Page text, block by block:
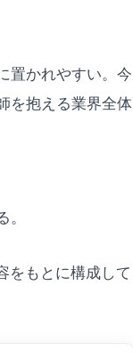
置かれやすい。今
を抱える業界全体
をもとに構成して